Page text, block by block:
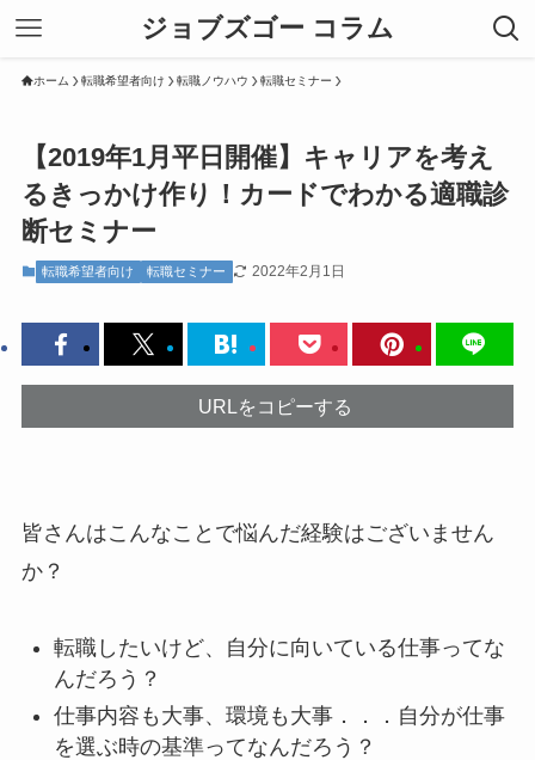
ジョブズゴー コラム
ホーム 転職希望者向け 転職ノウハウ 転職セミナー
【2019年1月平日開催】キャリアを考え
るきっかけ作り！カードでわかる適職診
断セミナー
転職希望者向け 転職セミナー 2022年2月1日
URLをコピーする
皆さんはこんなことで悩んだ経験はございません
か？
転職したいけど、自分に向いている仕事ってな
んだろう？
仕事内容も大事、環境も大事．．．自分が仕事
を選ぶ時の基準ってなんだろう？